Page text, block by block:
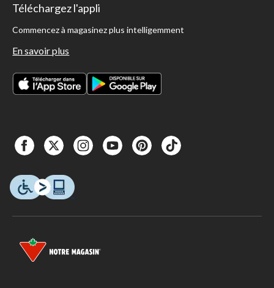
Téléchargez l'appli
Commencez à magasinez plus intelligemment
En savoir plus